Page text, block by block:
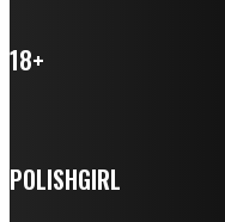
18+
POLISHGIRL